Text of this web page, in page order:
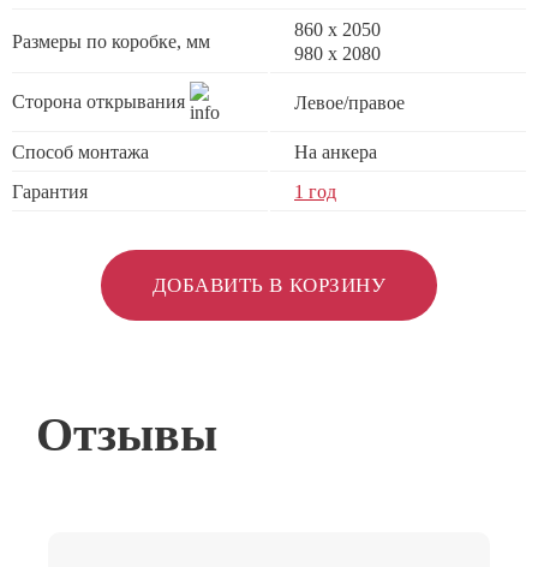
Размеры по коробке, мм
860 х 2050
980 x 2080
Сторона открывания Левое/правое
Способ монтажа
На анкера
Гарантия
1 год
ДОБАВИТЬ В КОРЗИНУ
Отзывы